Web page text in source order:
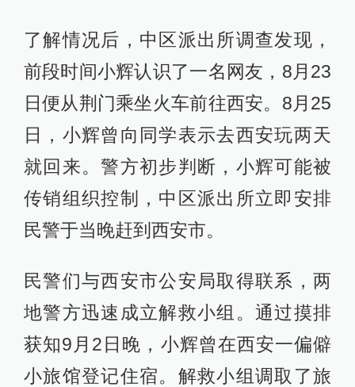
了解情况后，中区派出所调查发现，
前段时间小辉认识了一名网友，8月23
日便从荆门乘坐火车前往西安。8月25
日，小辉曾向同学表示去西安玩两天
就回来。警方初步判断，小辉可能被
传销组织控制，中区派出所立即安排
民警于当晚赶到西安市。
民警们与西安市公安局取得联系，两
地警方迅速成立解救小组。通过摸排
获知9月2日晚，小辉曾在西安一偏僻
小旅馆登记住宿。解救小组调取了旅